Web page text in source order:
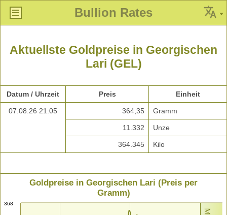
Bullion Rates
Aktuellste Goldpreise in Georgischen
Lari (GEL)
Datum / Uhrzeit Preis Einheit
07.08.26 21:05 364,35 Gramm
11.332 Unze
364.345 Kilo
Goldpreise in Georgischen Lari (Preis per
Gramm)
368